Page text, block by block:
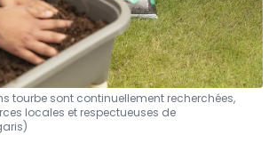
tourbe sont continuellement recherchées,
locales et respectueuses de